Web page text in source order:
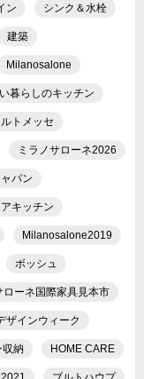
ン シンク＆水栓
建築
Milanosalone
暮らしのキッチン
トメッセ
ミラノサローネ2026
パン
キッチン
Milanosalone2019
ボッシュ
ローネ国際家具見本市
ザインウィーク
収納 HOME CARE